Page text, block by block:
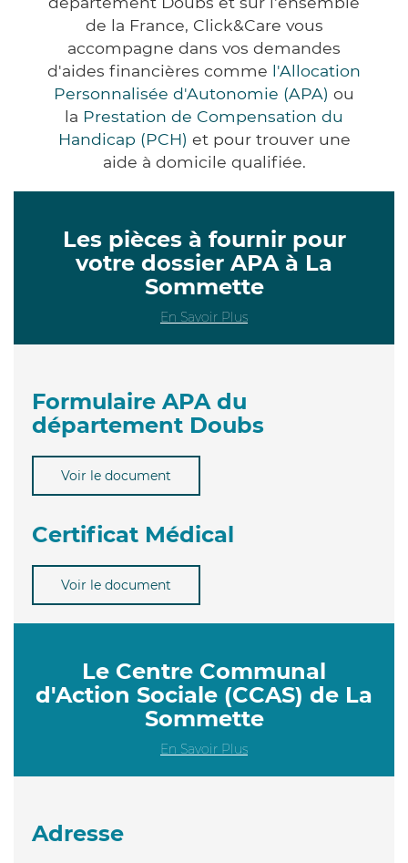
de la France, Click&Care vous
accompagne dans vos demandes
d'aides financières comme l'Allocation
Personnalisée d'Autonomie (APA) ou
la Prestation de Compensation du
Handicap (PCH) et pour trouver une
aide à domicile qualifiée.
Les pièces à fournir pour
votre dossier APA à La
Sommette
En Savoir Plus
Formulaire APA du
département Doubs
Voir le document
Certificat Médical
Voir le document
Le Centre Communal
d'Action Sociale (CCAS) de La
Sommette
En Savoir Plus
Adresse